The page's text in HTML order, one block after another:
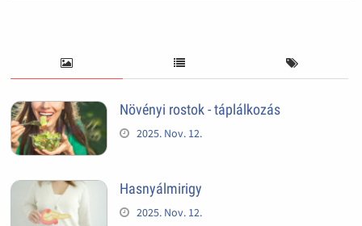
Növényi rostok - táplálkozás
2025. Nov. 12.
Hasnyálmirigy
2025. Nov. 12.